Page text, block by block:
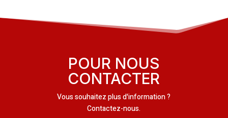
POUR NOUS
CONTACTER
Vous souhaitez plus d'information ?
Contactez-nous.